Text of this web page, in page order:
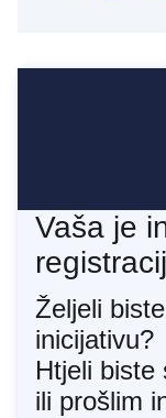
Vaša je
Željeli
inicijativu?
Htjeli biste
ili prošlim